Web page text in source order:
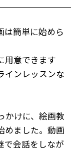
は簡単に始めら
用意できます
インレッスンな
かけに、絵画教
めました。動画
で会話をしなが